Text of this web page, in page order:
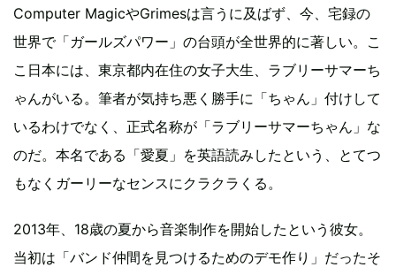
Computer MagicやGrimesは言うに及ばず、今、宅録の
世界で「ガールズパワー」の台頭が全世界的に著しい。こ
こ日本には、東京都内在住の女子大生、ラブリーサマーち
ゃんがいる。筆者が気持ち悪く勝手に「ちゃん」付けして
いるわけでなく、正式名称が「ラブリーサマーちゃん」な
のだ。本名である「愛夏」を英語読みしたという、とてつ
もなくガーリーなセンスにクラクラくる。
2013年、18歳の夏から音楽制作を開始したという彼女。
当初は「バンド仲間を見つけるためのデモ作り」だったそ